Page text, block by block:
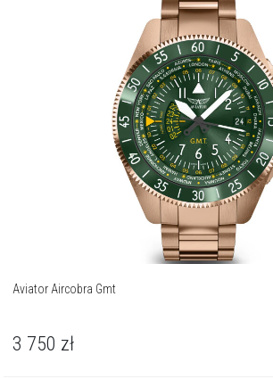
Aviator Aircobra Gmt
3 750 zł